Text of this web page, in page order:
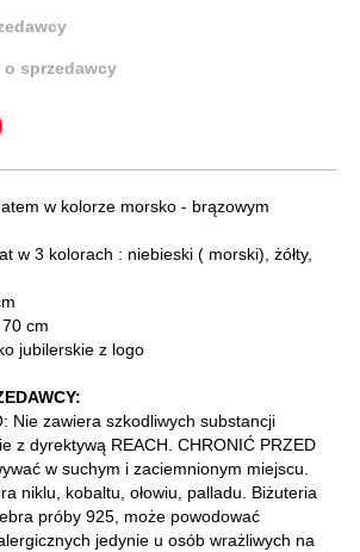
sprzedawcy
w kolorze morsko - brązowym
w 3 kolorach : niebieski ( morski), żółty,
70 cm
jubilerskie z logo
Nie zawiera szkodliwych substancji
z dyrektywą REACH. CHRONIĆ PRZED
w suchym i zaciemnionym miejscu.
niklu, kobaltu, ołowiu, palladu. Biżuteria
próby 925, może powodować
jedynie u osób wrażliwych na